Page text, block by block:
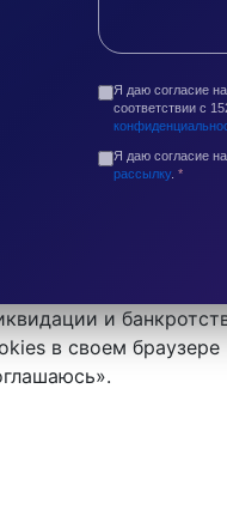
Я даю согласие
соответствии с
Я даю согласие
рассылку. *
и
в своем